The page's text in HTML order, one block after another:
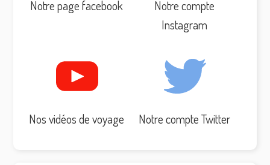
Notre page facebook
Notre compte
Instagram
Nos vidéos de voyage Notre compte Twitter